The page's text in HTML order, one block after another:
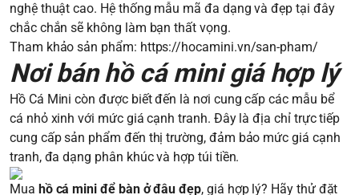
nghệ thuật cao. Hệ thống mẫu mã đa dạng và đẹp tại đây
chắc chắn sẽ không làm bạn thất vọng.
Tham khảo sản phẩm: https://hocamini.vn/san-pham/
Nơi bán hồ cá mini giá hợp lý
Hồ Cá Mini còn được biết đến là nơi cung cấp các mẫu bể
cá nhỏ xinh với mức giá cạnh tranh. Đây là địa chỉ trực tiếp
cung cấp sản phẩm đến thị trường, đảm bảo mức giá cạnh
tranh, đa dạng phân khúc và hợp túi tiền.
Mua hồ cá mini để bàn ở đâu đẹp, giá hợp lý? Hãy thử đặt